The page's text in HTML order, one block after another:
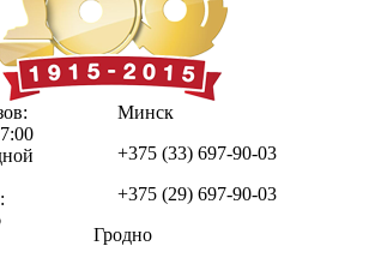
Минск
+375 (33) 697-90-03
+375 (29) 697-90-03
Гродно